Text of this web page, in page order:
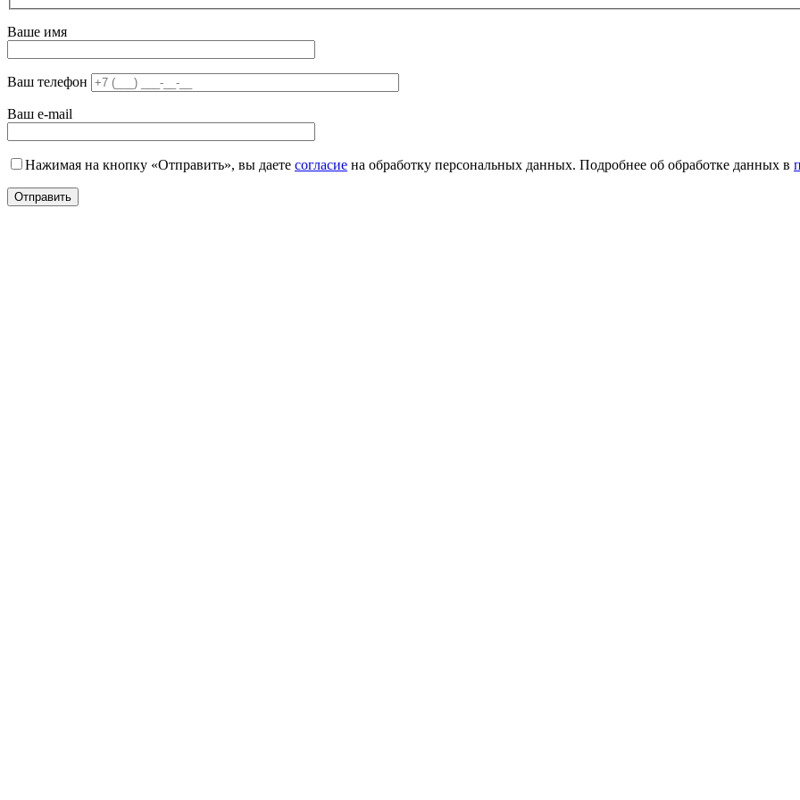
Ваше имя
Ваш телефон
Ваш e-mail
Нажимая на кнопку «Отправить», вы даете согласие на обработку персональных данных. Подробнее об обработке данных в